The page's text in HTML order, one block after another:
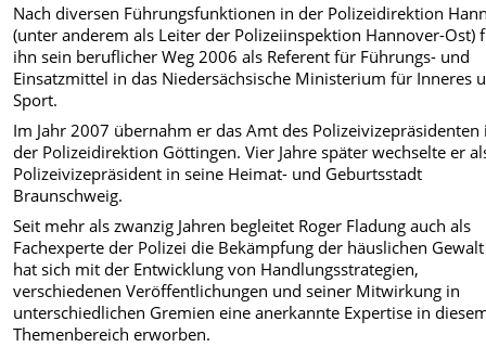
Nach diversen Führungsfunktionen in der Polizeidirektion
(unter anderem als Leiter der Polizeiinspektion Hannover-Ost)
ihn sein beruflicher Weg 2006 als Referent für Führungs- und
Einsatzmittel in das Niedersächsische Ministerium für Inneres
Sport.
Im Jahr 2007 übernahm er das Amt des Polizeivizepräsidenten
der Polizeidirektion Göttingen. Vier Jahre später wechselte er
Polizeivizepräsident in seine Heimat- und Geburtsstadt
Braunschweig.
Seit mehr als zwanzig Jahren begleitet Roger Fladung auch als
Fachexperte der Polizei die Bekämpfung der häuslichen
hat sich mit der Entwicklung von Handlungsstrategien,
verschiedenen Veröffentlichungen und seiner Mitwirkung in
unterschiedlichen Gremien eine anerkannte Expertise in
Themenbereich erworben.